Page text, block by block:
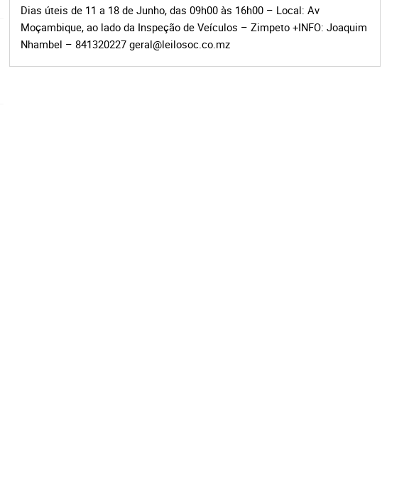
Dias úteis de 11 a 18 de Junho, das 09h00 às 16h00 – Local: Av
Moçambique, ao lado da Inspeção de Veículos – Zimpeto +INFO: Joaquim
Nhambel – 841320227geral@leilosoc.co.mz